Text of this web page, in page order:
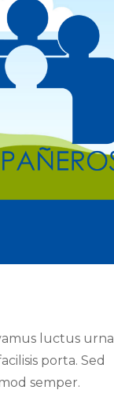
luctus urna
porta. Sed
semper.